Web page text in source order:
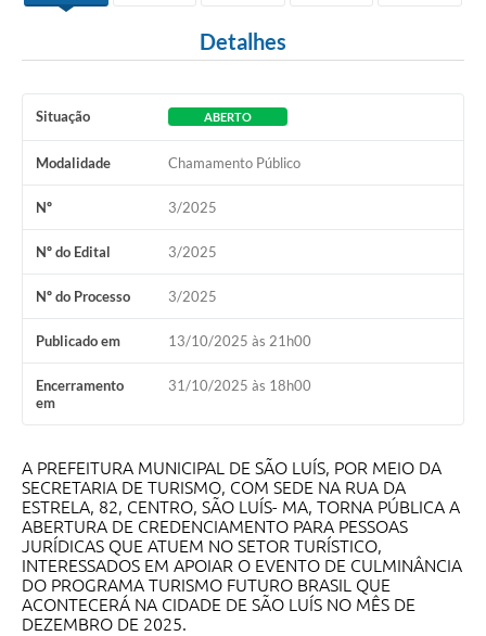
Detalhes
Situação ABERTO
Modalidade Chamamento Público
Nº 3/2025
Nº do Edital 3/2025
Nº do Processo 3/2025
Publicado em 13/10/2025 às 21h00
Encerramento
em
31/10/2025 às 18h00
A PREFEITURA MUNICIPAL DE SÃO LUÍS, POR MEIO DA
SECRETARIA DE TURISMO, COM SEDE NA RUA DA
ESTRELA, 82, CENTRO, SÃO LUÍS- MA, TORNA PÚBLICA A
ABERTURA DE CREDENCIAMENTO PARA PESSOAS
JURÍDICAS QUE ATUEM NO SETOR TURÍSTICO,
INTERESSADOS EM APOIAR O EVENTO DE CULMINÂNCIA
DO PROGRAMA TURISMO FUTURO BRASIL QUE
ACONTECERÁ NA CIDADE DE SÃO LUÍS NO MÊS DE
DEZEMBRO DE 2025.